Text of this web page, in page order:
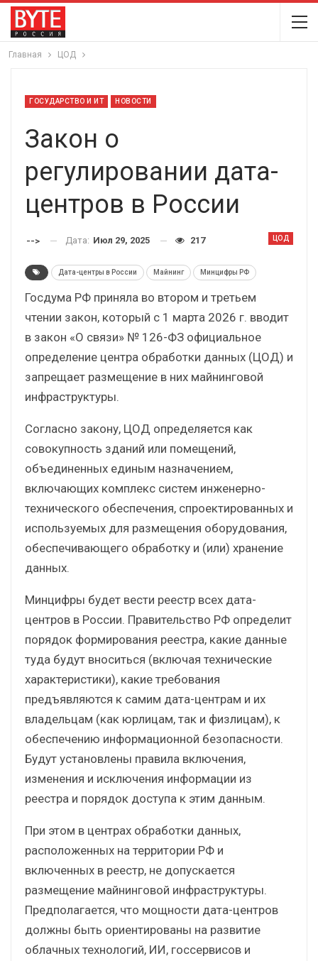
Главная ЦОД
ГОСУДАРСТВО И ИТ НОВОСТИ
Закон о
регулировании дата-
центров в России
ЦОД
--> Дата: Июл 29, 2025 217
Дата-центры в России Майнинг Минцифры РФ
Госдума РФ приняла во втором и третьем
чтении закон, который с 1 марта 2026 г. вводит
в закон «О связи» № 126-ФЗ официальное
определение центра обработки данных (ЦОД) и
запрещает размещение в них майнинговой
инфраструктуры.
Согласно закону, ЦОД определяется как
совокупность зданий или помещений,
объединенных единым назначением,
включающих комплекс систем инженерно-
технического обеспечения, спроектированных и
используемых для размещения оборудования,
обеспечивающего обработку и (или) хранение
данных.
Минцифры будет вести реестр всех дата-
центров в России. Правительство РФ определит
порядок формирования реестра, какие данные
туда будут вноситься (включая технические
характеристики), какие требования
предъявляются к самим дата-центрам и их
владельцам (как юрлицам, так и физлицам), к
обеспечению информационной безопасности.
Будут установлены правила включения,
изменения и исключения информации из
реестра и порядок доступа к этим данным.
При этом в центрах обработки данных,
расположенных на территории РФ и
включенных в реестр, не допускается
размещение майнинговой инфраструктуры.
Предполагается, что мощности дата-центров
должны быть ориентированы на развитие
облачных технологий, ИИ, госсервисов и